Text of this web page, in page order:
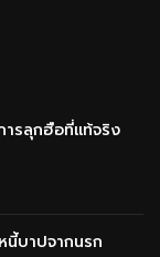
รลุกฮือที่แท้จริง
บาปจากนรก